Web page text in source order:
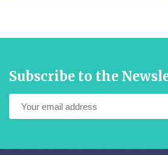
Subscribe to the